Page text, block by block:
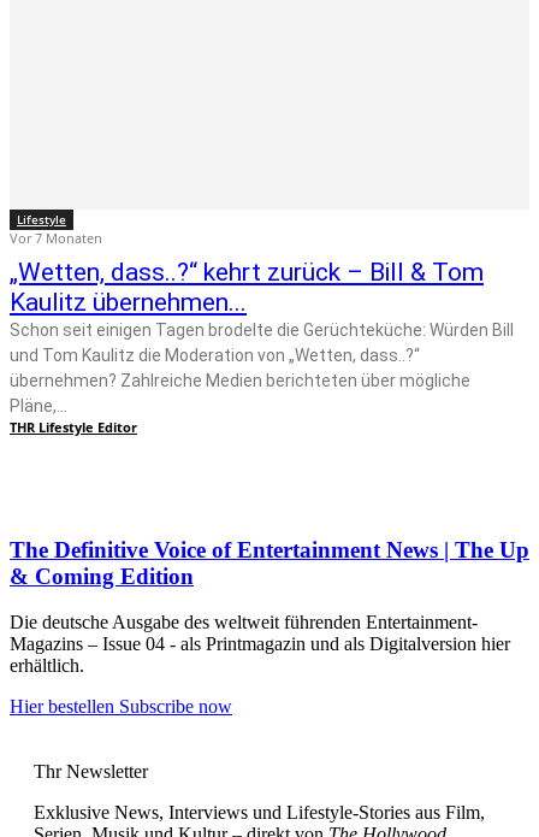
Lifestyle
Vor 7 Monaten
„Wetten, dass..?“ kehrt zurück – Bill & Tom
Kaulitz übernehmen...
Schon seit einigen Tagen brodelte die Gerüchteküche: Würden Bill
und Tom Kaulitz die Moderation von „Wetten, dass..?“
übernehmen? Zahlreiche Medien berichteten über mögliche
Pläne,...
THR Lifestyle Editor
The Definitive Voice of Entertainment News | The Up
& Coming Edition
Die deutsche Ausgabe des weltweit führenden Entertainment-
Magazins – Issue 04 - als Printmagazin und als Digitalversion hier
erhältlich.
Hier bestellen Subscribe now
Thr Newsletter
Exklusive News, Interviews und Lifestyle-Stories aus Film,